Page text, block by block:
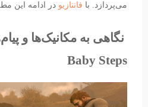
می‌پردازد. با فانتازیو در ادامه این
نگاهی به مکانیک‌ها و
Baby Steps